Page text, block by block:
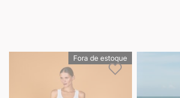
Fora de estoque
Adicionar à